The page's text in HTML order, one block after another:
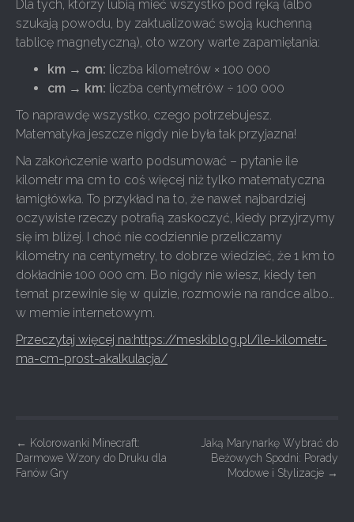
Dla tych, którzy lubią mieć wszystko pod ręką (albo
szukają powodu, by zaktualizować swoją kuchenną
tablicę magnetyczną), oto wzory warte zapamiętania:
km → cm: liczba kilometrów × 100 000
cm → km: liczba centymetrów ÷ 100 000
To naprawdę wszystko, czego potrzebujesz.
Matematyka jeszcze nigdy nie była tak przyjazna!
Na zakończenie warto podsumować – pytanie ile
kilometr ma cm to coś więcej niż tylko matematyczna
łamigłówka. To przykład na to, że nawet najbardziej
oczywiste rzeczy potrafią zaskoczyć, kiedy przyjrzymy
się im bliżej. I choć nie codziennie przeliczamy
kilometry na centymetry, to dobrze wiedzieć, że 1 km to
dokładnie 100 000 cm. Bo nigdy nie wiesz, kiedy ten
temat przewinie się w quizie, rozmowie na randce albo…
w memie internetowym.
Przeczytaj więcej na:https://meskiblog.pl/ile-kilometr-
ma-cm-prost-akalkulacja/
P
o
← Kolorowanki Minecraft:
Darmowe Wzory do Druku dla
Fanów Gry
Jaką Marynarkę Wybrać do
Beżowych Spodni: Porady
Modowe i Stylizacje →